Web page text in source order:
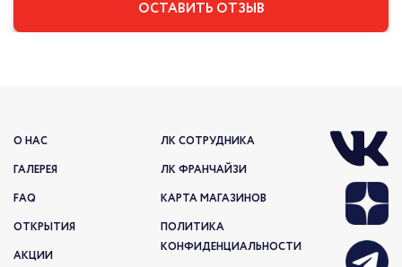
О НАС
ГАЛЕРЕЯ
FAQ
ОТКРЫТИЯ
АКЦИИ
ЛК СОТРУДНИКА
ЛК ФРАНЧАЙЗИ
КАРТА МАГАЗИНОВ
ПОЛИТИКА
КОНФИДЕНЦИАЛЬНОСТИ